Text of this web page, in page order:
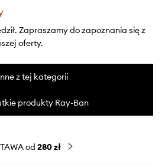
Zapraszamy do zapoznania się z
oferty.
z tej kategorii
produkty Ray-Ban
od 280 zł